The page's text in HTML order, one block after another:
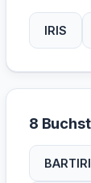
IRIS
8